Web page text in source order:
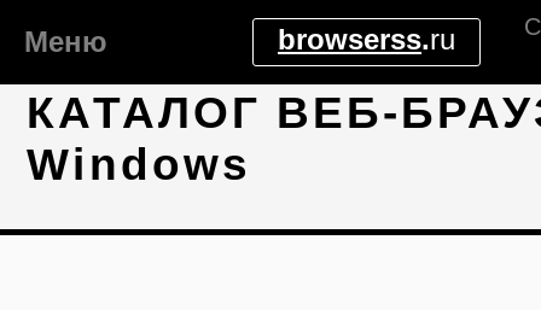
КАТАЛОГ ВЕБ-
Windows
browserss.ru
Меню